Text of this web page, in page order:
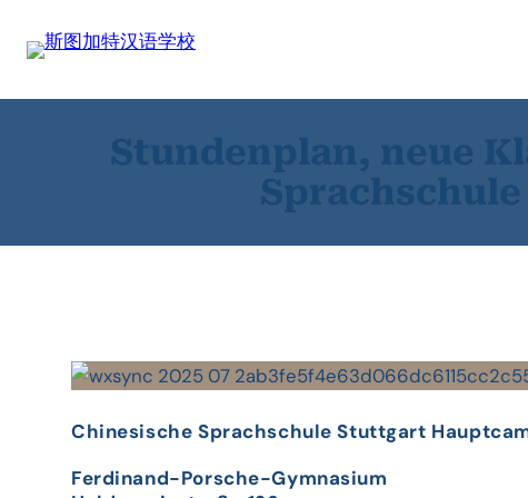
Inhalt
Stundenplan, neue
Chinesische Sprachschule Stuttgart
Ferdinand-Porsche-Gymnasium